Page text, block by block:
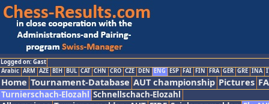
Logged on: Gast
Arabic ARM AZE BIH BUL CAT CHN CRO CZE DEN ENG ESP FAI FIN FRA GER GRE INA
Home Tournament-Database AUT championship Pictures
Turnierschach-Elozahl Schnellschach-Elozahl